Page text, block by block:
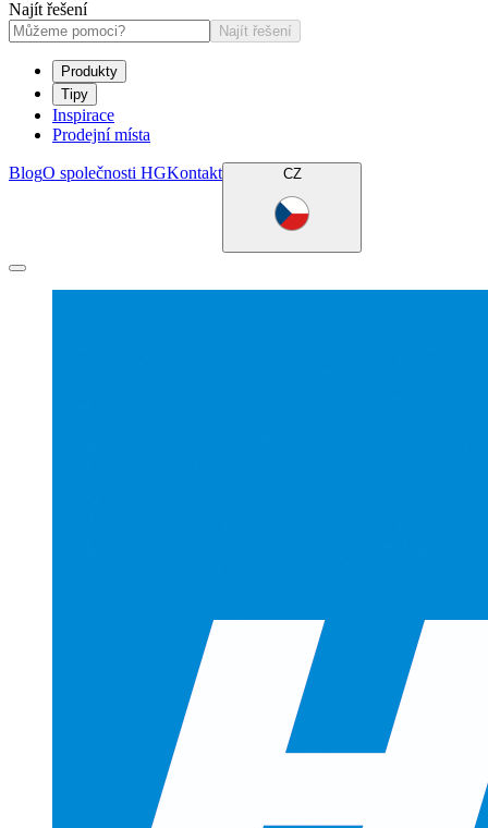
Najít řešení
Najít řešení
Produkty
Tipy
Inspirace
Prodejní místa
BlogO společnosti HGKontakt CZ